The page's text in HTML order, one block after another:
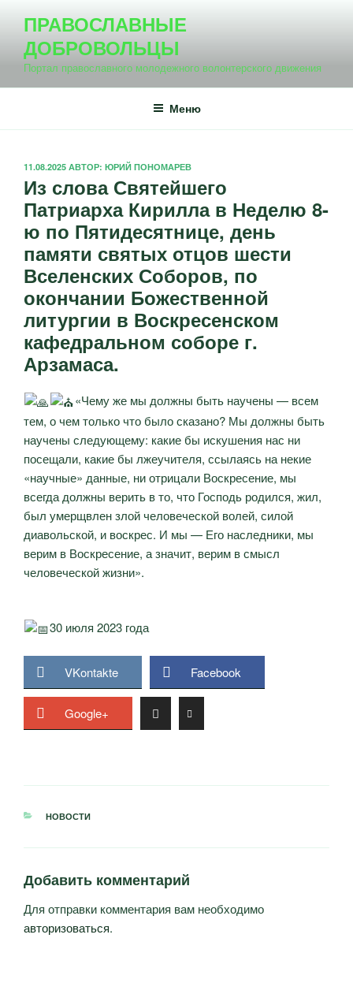
содержимому
ПРАВОСЛАВНЫЕ
ДОБРОВОЛЬЦЫ
Портал православного молодежного волонтерского движения
Меню
ОПУБЛИКОВАНО
11.08.2025 АВТОР: ЮРИЙ ПОНОМАРЕВ
Из слова Святейшего
Патриарха Кирилла ️в Неделю 8-
ю по Пятидесятнице, день
памяти святых отцов шести
Вселенских Соборов, по
окончании Божественной
литургии в Воскресенском
кафедральном соборе г.
Арзамаса.
«Чему же мы должны быть научены — всем
тем, о чем только что было сказано? Мы должны быть
научены следующему: какие бы искушения нас ни
посещали, какие бы лжеучителя, ссылаясь на некие
«научные» данные, ни отрицали Воскресение, мы
всегда должны верить в то, что Господь родился, жил,
был умерщвлен злой человеческой волей, силой
диавольской, и воскрес. И мы — Его наследники, мы
верим в Воскресение, а значит, верим в смысл
человеческой жизни».
30 июля 2023 года
VKontakte Facebook
Google+
РУБРИКИ
НОВОСТИ
Добавить комментарий
Для отправки комментария вам необходимо
авторизоваться.